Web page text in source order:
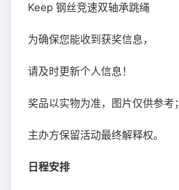
Keep 钢丝竞速双轴承跳绳
为确保您能收到获奖信息，
请及时更新个人信息！
奖品以实物为准，图片仅供参考；
主办方保留活动最终解释权。
日程安排